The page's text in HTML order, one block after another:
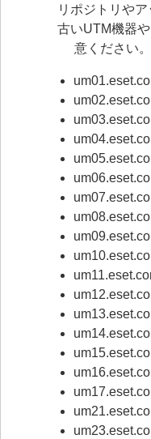
リポジトリや
古いUTM機器
意ください。